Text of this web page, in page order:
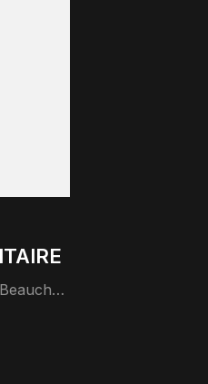
25 Avenue Curnonsky 95250 Beauchamp